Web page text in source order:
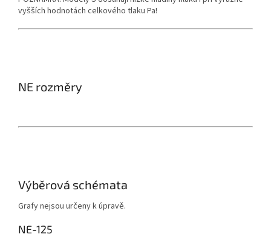
vyšších hodnotách celkového tlaku Pa!
NE rozměry
Výběrová schémata
Grafy nejsou určeny k úpravě.
NE-125